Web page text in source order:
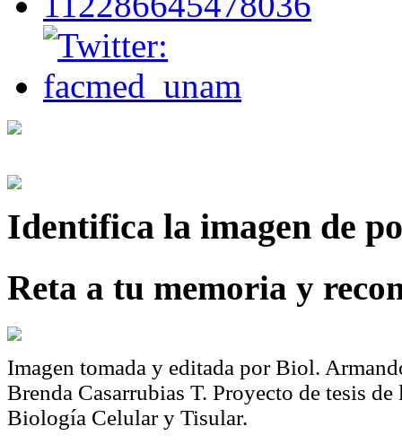
Identifica la imagen de
Reta a tu memoria y
Imagen tomada y editada por Biol.
Brenda Casarrubias T. Proyecto de tesis
Biología Celular y Tisular.